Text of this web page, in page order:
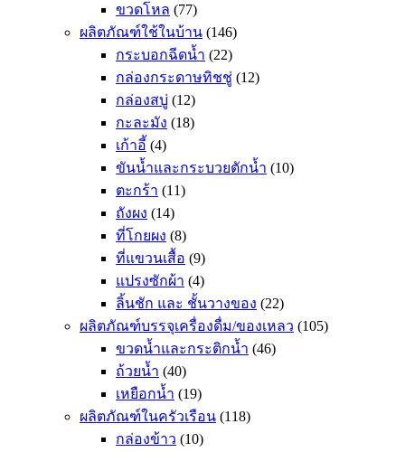
ขวดโหล (77)
ผลิตภัณฑ์ใช้ในบ้าน (146)
กระบอกฉีดน้ำ (22)
กล่องกระดาษทิชชู่ (12)
กล่องสบู่ (12)
กะละมัง (18)
เก้าอี้ (4)
ขันน้ำและกระบวยตักน้ำ (10)
ตะกร้า (11)
ถังผง (14)
ที่โกยผง (8)
ที่แขวนเสื้อ (9)
แปรงซักผ้า (4)
ลิ้นชัก และ ชั้นวางของ (22)
ผลิตภัณฑ์บรรจุเครื่องดื่ม/ของเหลว (105)
ขวดน้ำและกระติกน้ำ (46)
ถ้วยน้ำ (40)
เหยือกน้ำ (19)
ผลิตภัณฑ์ในครัวเรือน (118)
กล่องข้าว (10)